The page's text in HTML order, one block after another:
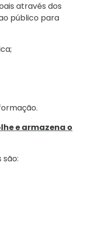
através dos
público para
e armazena o
são: